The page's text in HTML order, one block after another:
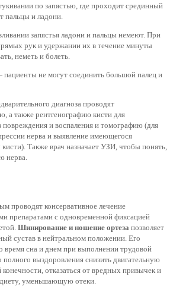
по запястью, где проходит срединный
пальцы и ладони.
запястья ладони и пальцы немеют. При
рук и удержании их в течение минуты
неметь и болеть.
не могут соединить большой палец и
диагноза проводят
а также рентгенографию кисти для
повреждения и воспаления и томографию (для
нерва и выявление имеющегося
Также врач назначает УЗИ, чтобы понять,
нерва.
проводят консервативное лечение
препаратами с одновременной фиксацией
Шинирование и ношение ортеза позволяет
сустав в нейтральном положении. Его
время сна и днем при выполнении трудовой
выздоровления снизить двигательную
отказаться от вредных привычек и
уменьшающую отеки.